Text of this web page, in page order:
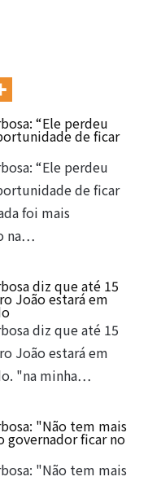
“Ele perdeu
de ficar
“Ele perdeu
de ficar
foi mais
na…
diz que até 15
João estará em
diz que até 15
João estará em
"na minha…
"Não tem mais
governador ficar no
"Não tem mais